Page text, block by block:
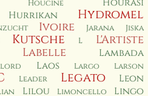
Houcine Hourasi
Hurrikan Hydromel
Ivoire Jarana Jiska
Kutsche L
L'Artiste
Labelle Lambada
Laos Largo Larson
Leader Legato Leon
Lilou Limoncello
Lingo